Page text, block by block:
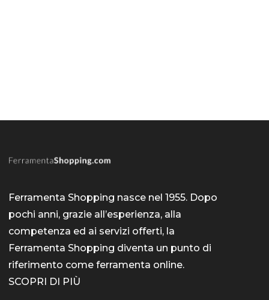
Ferramenta Shopping nasce nel 1955. Dopo
pochi anni, grazie all’esperienza, alla
competenza ed ai servizi offerti, la
Ferramenta Shopping diventa un punto di
riferimento come ferramenta online.
SCOPRI DI PIÙ